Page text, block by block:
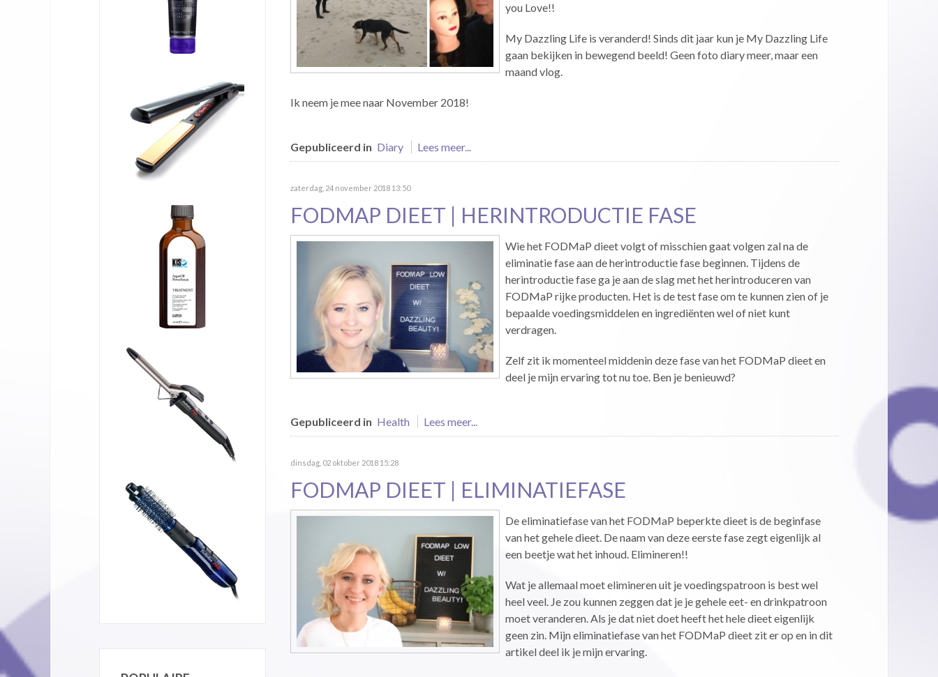
you Love!!
My Dazzling Life is veranderd! Sinds dit jaar kun je My Dazzling Life
gaan bekijken in bewegend beeld! Geen foto diary meer, maar een
maand vlog.
Ik neem je mee naar November 2018!
Gepubliceerd in Diary Lees meer...
zaterdag, 24 november 2018 13:50
FODMAP DIEET | HERINTRODUCTIE FASE
Wie het FODMaP dieet volgt of misschien gaat volgen zal na de
eliminatie fase aan de herintroductie fase beginnen. Tijdens de
herintroductie fase ga je aan de slag met het herintroduceren van
FODMaP rijke producten. Het is de test fase om te kunnen zien of je
bepaalde voedingsmiddelen en ingrediënten wel of niet kunt
verdragen.
Zelf zit ik momenteel middenin deze fase van het FODMaP dieet en
deel je mijn ervaring tot nu toe. Ben je benieuwd?
Gepubliceerd in Health Lees meer...
dinsdag, 02 oktober 2018 15:28
FODMAP DIEET | ELIMINATIEFASE
De eliminatiefase van het FODMaP beperkte dieet is de beginfase
van het gehele dieet. De naam van deze eerste fase zegt eigenlijk al
een beetje wat het inhoud. Elimineren!!
Wat je allemaal moet elimineren uit je voedingspatroon is best wel
heel veel. Je zou kunnen zeggen dat je je gehele eet- en drinkpatroon
moet veranderen. Als je dat niet doet heeft het hele dieet eigenlijk
geen zin. Mijn eliminatiefase van het FODMaP dieet zit er op en in dit
artikel deel ik je mijn ervaring.